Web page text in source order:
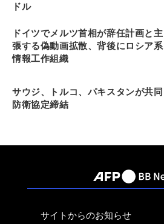
ドル
ドイツでメルツ首相が辞任計画と主
張する偽動画拡散、背後にロシア系
情報工作組織
サウジ、トルコ、パキスタンが共同
防衛協定締結
サイトからのお知らせ